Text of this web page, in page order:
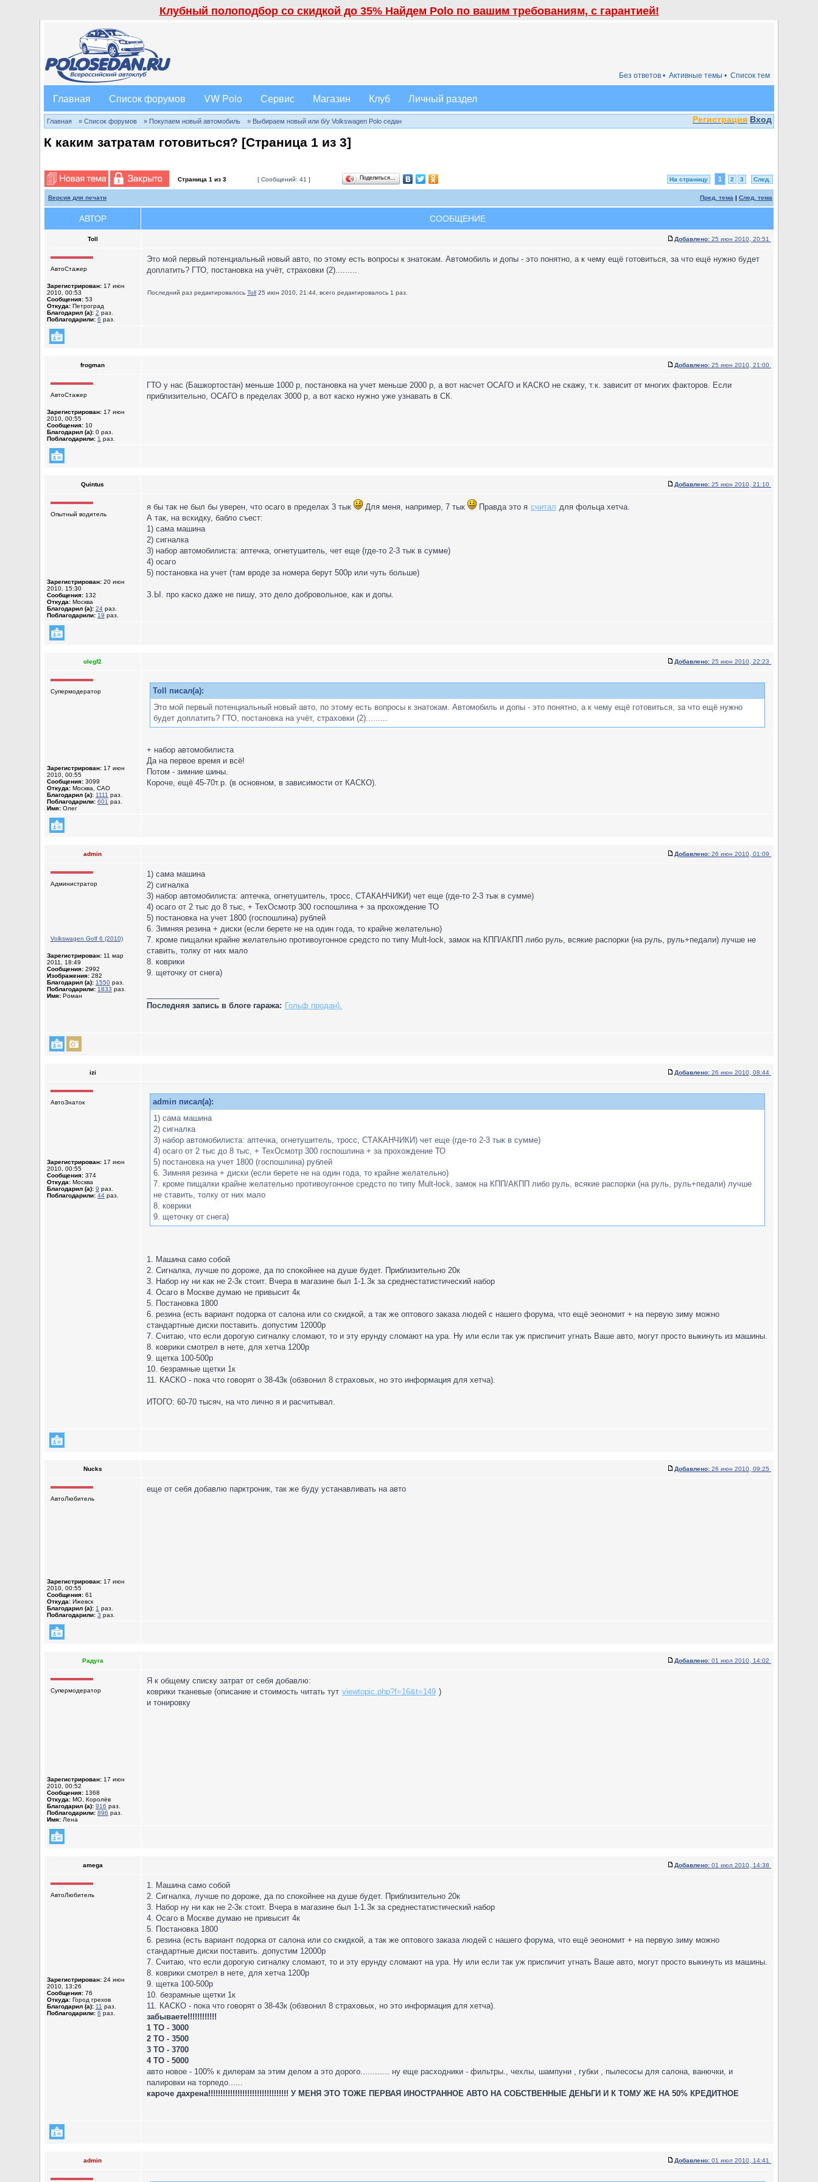
Клубный полоподбор со скидкой до 35% Найдем Polo по вашим требованиям, с гарантией!
Список тем
Активные темы •
Без ответов •
Главная Список форумов VW Polo Сервис Магазин Клуб Личный раздел
Регистрация Вход
Главная » Список форумов » Покупаем новый автомобиль » Выбираем новый или б/у Volkswagen Polo седан
К каким затратам готовиться? [Страница 1 из 3]
Страница 1 из 3 [ Сообщений: 41 ] Поделиться… На страницу 1 2 3 След.
Версия для печати Пред. тема | След. тема
АВТОР СООБЩЕНИЕ
Toll Добавлено: 25 июн 2010, 20:51
АвтоСтажер
Зарегистрирован: 17 июн
2010, 00:53
Сообщения: 53
Откуда: Петроград
Благодарил (а): 2 раз.
Поблагодарили: 6 раз.
Это мой первый потенциальный новый авто, по этому есть вопросы к знатокам. Автомобиль и допы - это понятно, а к чему ещё готовиться, за что ещё нужно будет
доплатить? ГТО, постановка на учёт, страховки (2).........
Последний раз редактировалось Toll 25 июн 2010, 21:44, всего редактировалось 1 раз.
frogman Добавлено: 25 июн 2010, 21:00
АвтоСтажер
Зарегистрирован: 17 июн
2010, 00:55
Сообщения: 10
Благодарил (а): 0 раз.
Поблагодарили: 1 раз.
ГТО у нас (Башкортостан) меньше 1000 р, постановка на учет меньше 2000 р, а вот насчет ОСАГО и КАСКО не скажу, т.к. зависит от многих факторов. Если
приблизительно, ОСАГО в пределах 3000 р, а вот каско нужно уже узнавать в СК.
Quintus Добавлено: 25 июн 2010, 21:10
Опытный водитель
Зарегистрирован: 20 июн
2010, 15:30
Сообщения: 132
Откуда: Москва
Благодарил (а): 24 раз.
Поблагодарили: 19 раз.
я бы так не был бы уверен, что осаго в пределах 3 тык Для меня, например, 7 тык Правда это я считал для фольца хетча.
А так, на вскидку, бабло съест:
1) сама машина
2) сигналка
3) набор автомобилиста: аптечка, огнетушитель, чет еще (где-то 2-3 тык в сумме)
4) осаго
5) постановка на учет (там вроде за номера берут 500р или чуть больше)
З.Ы. про каско даже не пишу, это дело добровольное, как и допы.
olegf2 Добавлено: 25 июн 2010, 22:23
Супермодератор
Зарегистрирован: 17 июн
2010, 00:55
Сообщения: 3099
Откуда: Москва, САО
Благодарил (а): 1111 раз.
Поблагодарили: 601 раз.
Имя: Олег
Toll писал(а):
Это мой первый потенциальный новый авто, по этому есть вопросы к знатокам. Автомобиль и допы - это понятно, а к чему ещё готовиться, за что ещё нужно
будет доплатить? ГТО, постановка на учёт, страховки (2).........
+ набор автомобилиста
Да на первое время и всё!
Потом - зимние шины.
Короче, ещё 45-70т.р. (в основном, в зависимости от КАСКО).
admin Добавлено: 26 июн 2010, 01:09
Администратор
Volkswagen Golf 6 (2010)
Зарегистрирован: 11 мар
2011, 18:49
Сообщения: 2992
Изображения: 282
Благодарил (а): 1550 раз.
Поблагодарили: 1833 раз.
Имя: Роман
1) сама машина
2) сигналка
3) набор автомобилиста: аптечка, огнетушитель, тросс, СТАКАНЧИКИ) чет еще (где-то 2-3 тык в сумме)
4) осаго от 2 тыс до 8 тыс, + ТехОсмотр 300 госпошлина + за прохождение ТО
5) постановка на учет 1800 (госпошлина) рублей
6. Зимняя резина + диски (если берете не на один года, то крайне желательно)
7. кроме пищалки крайне желательно противоугонное средсто по типу Mult-lock, замок на КПП/АКПП либо руль, всякие распорки (на руль, руль+педали) лучше не
ставить, толку от них мало
8. коврики
9. щеточку от снега)
Последняя запись в блоге гаража: Гольф продан).
izi Добавлено: 26 июн 2010, 08:44
АвтоЗнаток
Зарегистрирован: 17 июн
2010, 00:55
Сообщения: 374
Откуда: Москва
Благодарил (а): 9 раз.
Поблагодарили: 44 раз.
admin писал(а):
1) сама машина
2) сигналка
3) набор автомобилиста: аптечка, огнетушитель, тросс, СТАКАНЧИКИ) чет еще (где-то 2-3 тык в сумме)
4) осаго от 2 тыс до 8 тыс, + ТехОсмотр 300 госпошлина + за прохождение ТО
5) постановка на учет 1800 (госпошлина) рублей
6. Зимняя резина + диски (если берете не на один года, то крайне желательно)
7. кроме пищалки крайне желательно противоугонное средсто по типу Mult-lock, замок на КПП/АКПП либо руль, всякие распорки (на руль, руль+педали) лучше
не ставить, толку от них мало
8. коврики
9. щеточку от снега)
1. Машина само собой
2. Сигналка, лучше по дороже, да по спокойнее на душе будет. Приблизительно 20к
3. Набор ну ни как не 2-3к стоит. Вчера в магазине был 1-1.3к за среднестатистический набор
4. Осаго в Москве думаю не привысит 4к
5. Постановка 1800
6. резина (есть вариант подорка от салона или со скидкой, а так же оптового заказа людей с нашего форума, что ещё эеономит + на первую зиму можно
стандартные диски поставить. допустим 12000р
7. Считаю, что если дорогую сигналку сломают, то и эту ерунду сломают на ура. Ну или если так уж приспичит угнать Ваше авто, могут просто выкинуть из машины.
8. коврики смотрел в нете, для хетча 1200р
9. щетка 100-500р
10. безрамные щетки 1к
11. КАСКО - пока что говорят о 38-43к (обзвонил 8 страховых, но это информация для хетча).
ИТОГО: 60-70 тысяч, на что лично я и расчитывал.
Nucks Добавлено: 26 июн 2010, 09:25
АвтоЛюбитель
Зарегистрирован: 17 июн
2010, 00:55
Сообщения: 61
Откуда: Ижевск
Благодарил (а): 1 раз.
Поблагодарили: 3 раз.
еще от себя добавлю парктроник, так же буду устанавливать на авто
Радуга Добавлено: 01 июл 2010, 14:02
Супермодератор
Зарегистрирован: 17 июн
2010, 00:52
Сообщения: 1368
Откуда: МО, Королёв
Благодарил (а): 916 раз.
Поблагодарили: 896 раз.
Имя: Лена
Я к общему списку затрат от себя добавлю:
коврики тканевые (описание и стоимость читать тут viewtopic.php?f=16&t=149 )
и тонировку
amega Добавлено: 01 июл 2010, 14:38
АвтоЛюбитель
Зарегистрирован: 24 июн
2010, 13:26
Сообщения: 76
Откуда: Город грехов
Благодарил (а): 11 раз.
Поблагодарили: 6 раз.
1. Машина само собой
2. Сигналка, лучше по дороже, да по спокойнее на душе будет. Приблизительно 20к
3. Набор ну ни как не 2-3к стоит. Вчера в магазине был 1-1.3к за среднестатистический набор
4. Осаго в Москве думаю не привысит 4к
5. Постановка 1800
6. резина (есть вариант подорка от салона или со скидкой, а так же оптового заказа людей с нашего форума, что ещё эеономит + на первую зиму можно
стандартные диски поставить. допустим 12000р
7. Считаю, что если дорогую сигналку сломают, то и эту ерунду сломают на ура. Ну или если так уж приспичит угнать Ваше авто, могут просто выкинуть из машины.
8. коврики смотрел в нете, для хетча 1200р
9. щетка 100-500р
10. безрамные щетки 1к
11. КАСКО - пока что говорят о 38-43к (обзвонил 8 страховых, но это информация для хетча).
забываете!!!!!!!!!!!!
1 ТО - 3000
2 ТО - 3500
3 ТО - 3700
4 ТО - 5000
авто новое - 100% к дилерам за этим делом а это дорого............ ну еще расходники - фильтры., чехлы, шампуни , губки , пылесосы для салона, ванючки, и
палировки на торпедо......
кароче дахрена!!!!!!!!!!!!!!!!!!!!!!!!!!!!!!!!! У МЕНЯ ЭТО ТОЖЕ ПЕРВАЯ ИНОСТРАННОЕ АВТО НА СОБСТВЕННЫЕ ДЕНЬГИ И К ТОМУ ЖЕ НА 50% КРЕДИТНОЕ
admin Добавлено: 01 июл 2010, 14:41